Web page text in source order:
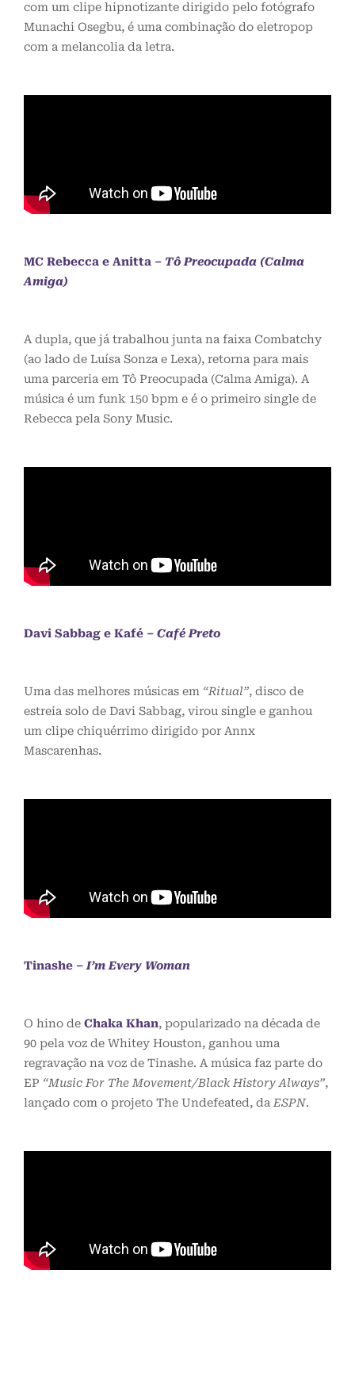
com um clipe hipnotizante dirigido pelo fotógrafo
Munachi Osegbu, é uma combinação do eletropop
com a melancolia da letra.
MC Rebecca e Anitta – Tô Preocupada (Calma
Amiga)
A dupla, que já trabalhou junta na faixa Combatchy
(ao lado de Luísa Sonza e Lexa), retorna para mais
uma parceria em Tô Preocupada (Calma Amiga). A
música é um funk 150 bpm e é o primeiro single de
Rebecca pela Sony Music.
Davi Sabbag e Kafé – Café Preto
Uma das melhores músicas em “Ritual”, disco de
estreia solo de Davi Sabbag, virou single e ganhou
um clipe chiquérrimo dirigido por Annx
Mascarenhas.
Tinashe –I’m Every Woman
O hino de Chaka Khan, popularizado na década de
90 pela voz de Whitey Houston, ganhou uma
regravação na voz de Tinashe. A música faz parte do
EP “Music For The Movement/Black History Always”,
lançado com o projeto The Undefeated, da ESPN.